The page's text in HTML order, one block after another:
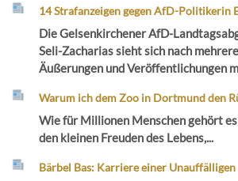
14 Strafanzeigen gegen AfD-Politikerin
Die Gelsenkirchener AfD-
Seli-Zacharias sieht sich nach
Äußerungen und Veröffentlichungen
Warum ich dem Zoo in Dortmund den
Wie für Millionen Menschen gehört
den kleinen Freuden des Lebens,...
Bärbel Bas: Karriere einer Unauffälligen